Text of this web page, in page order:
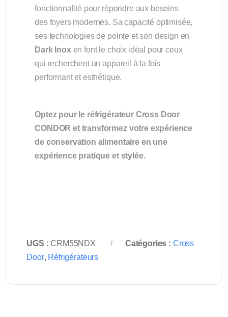
fonctionnalité pour répondre aux besoins
des foyers modernes. Sa capacité optimisée,
ses technologies de pointe et son design en
Dark Inoxen font le choix idéal pour ceux
qui recherchent un appareil à la fois
performant et esthétique.
Optez pour le réfrigérateur Cross Door
CONDOR et transformez votre expérience
de conservation alimentaire en une
expérience pratique et stylée.
UGS :CRM55NDX Catégories : Cross
Door, Réfrigérateurs